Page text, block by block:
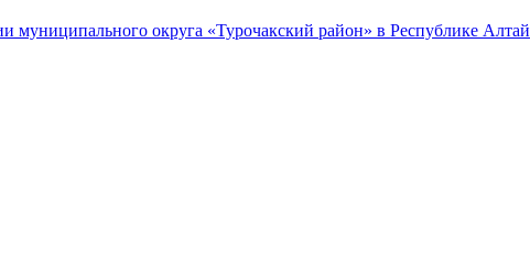
муниципального округа «Турочакский район» в Республике Алтай